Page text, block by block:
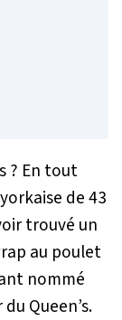
? En tout
de 43
trouvé un
au poulet
nommé
Queen’s.